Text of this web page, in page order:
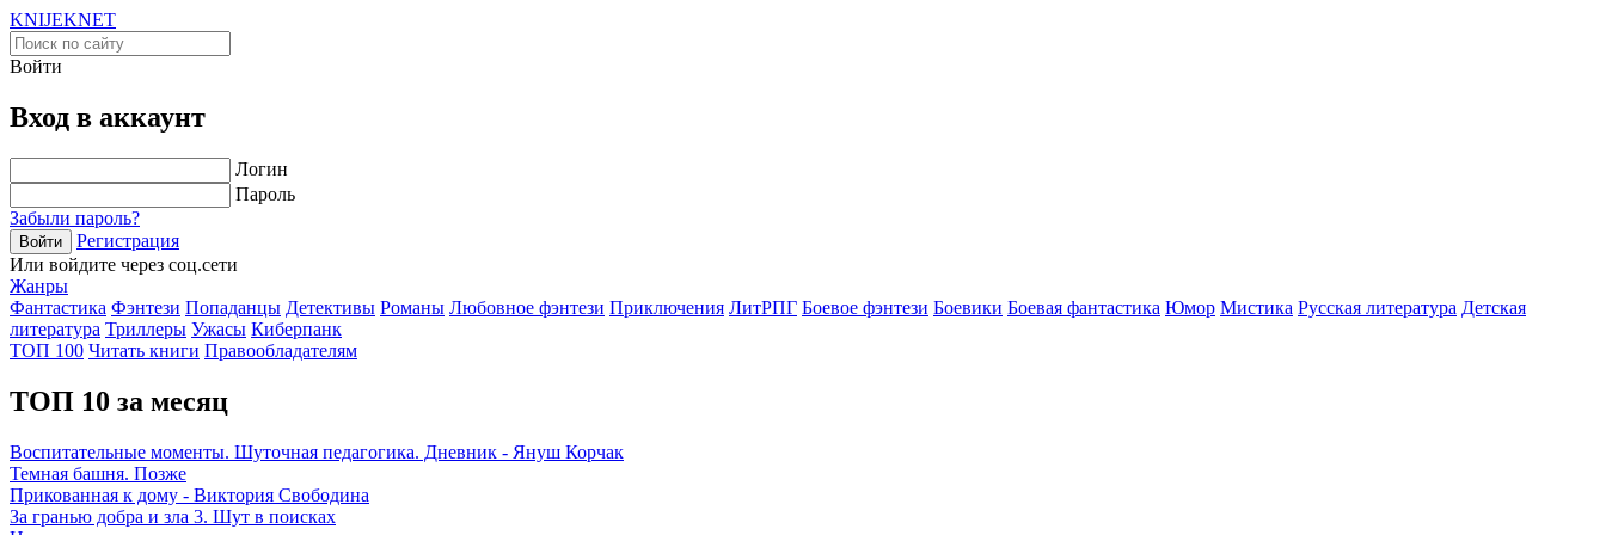
KNIJEKNET
Войти
Вход в аккаунт
Логин
Пароль
Забыли пароль?
Войти
Регистрация
Или войдите через соц.сети
Жанры
Фантастика Фэнтези Попаданцы Детективы Романы Любовное фэнтези Приключения ЛитРПГ Боевое фэнтези Боевики Боевая фантастика Юмор Мистика Русская литература Детская
литература Триллеры Ужасы Киберпанк
ТОП 100 Читать книги Правообладателям
ТОП 10 за месяц
Воспитательные моменты. Шуточная педагогика. Дневник - Януш Корчак
Темная башня. Позже
Прикованная к дому - Виктория Свободина
За гранью добра и зла 3. Шут в поисках